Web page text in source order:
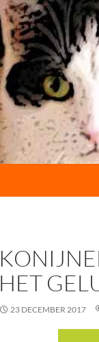
HET
23 DECEMBER 2017